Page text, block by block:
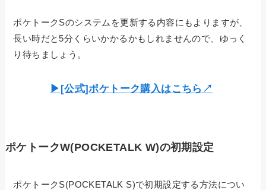
ポケトークSのシステムを更新する内容にもよりますが、
長い時だと5分くらいかかるかもしれませんので、ゆっく
り待ちましょう。
▶︎[公式]ポケトーク購入はこちら↗︎
ポケトークW(POCKETALK W)の初期設定
ポケトークS(POCKETALK S)で初期設定する方法につい